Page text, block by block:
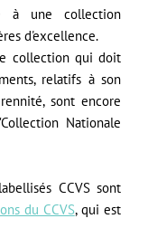
à une collection
d'excellence.​
collection qui doit
relatifs à son
sont encore
Nationale
CCVS sont
du CCVS, qui est